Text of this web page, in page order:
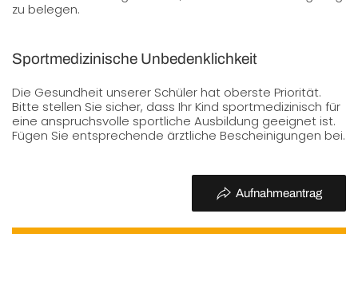
zu belegen.
Sportmedizinische Unbedenklichkeit
Die Gesundheit unserer Schüler hat oberste Priorität.
Bitte stellen Sie sicher, dass Ihr Kind sportmedizinisch für
eine anspruchsvolle sportliche Ausbildung geeignet ist.
Fügen Sie entsprechende ärztliche Bescheinigungen bei.
Aufnahmeantrag